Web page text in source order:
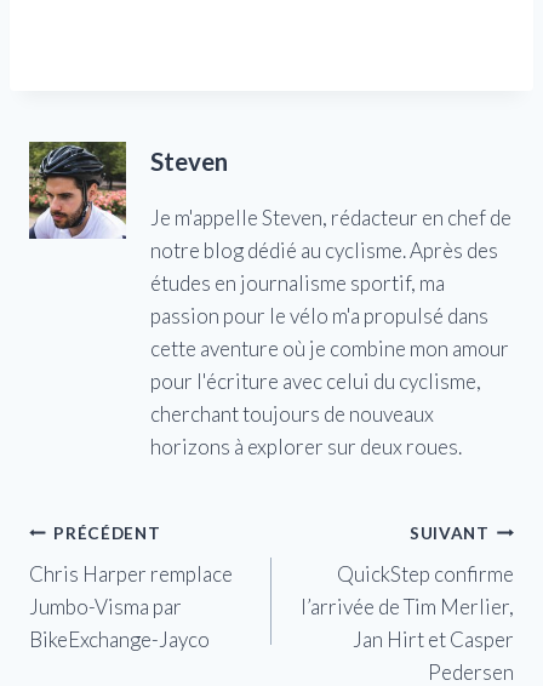
Steven
Je m'appelle Steven, rédacteur en chef de
notre blog dédié au cyclisme. Après des
études en journalisme sportif, ma
passion pour le vélo m'a propulsé dans
cette aventure où je combine mon amour
pour l'écriture avec celui du cyclisme,
cherchant toujours de nouveaux
horizons à explorer sur deux roues.
Navigation
de
l’article
PRÉCÉDENT
Chris Harper remplace
Jumbo-Visma par
BikeExchange-Jayco
SUIVANT
QuickStep confirme
l’arrivée de Tim Merlier,
Jan Hirt et Casper
Pedersen